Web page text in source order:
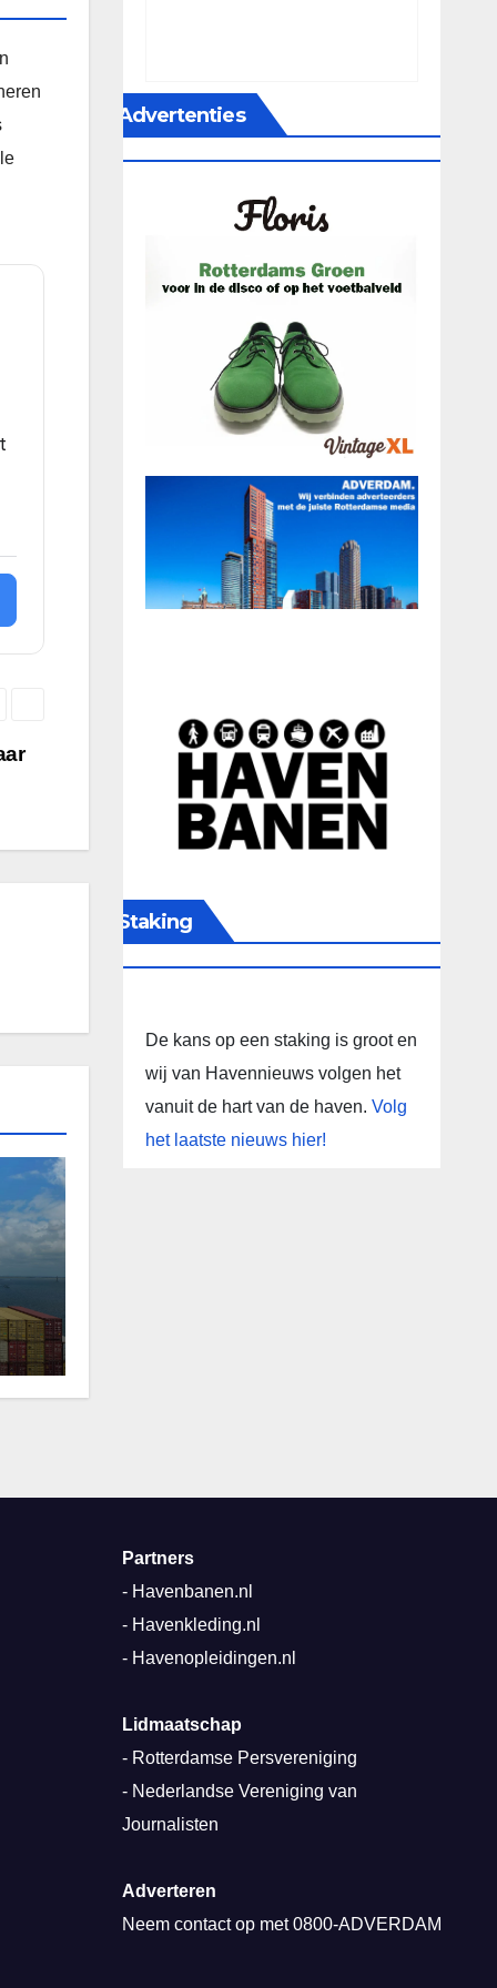
Advertenties
Staking
De kans op een staking is groot en
wij van Havennieuws volgen het
vanuit de hart van de haven. Volg
het laatste nieuws hier!
Partners
- Havenbanen.nl
- Havenkleding.nl
- Havenopleidingen.nl
Lidmaatschap
- Rotterdamse Persvereniging
- Nederlandse Vereniging van
Journalisten
Adverteren
Neem contact op met0800-ADVERDAM